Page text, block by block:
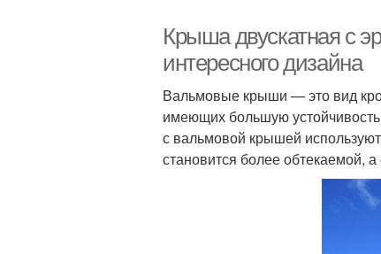
Крыша двускатная с
интересного дизайна
Вальмовые крыши — это вид
имеющих большую
с вальмовой крышей
становится более обтекаемой,